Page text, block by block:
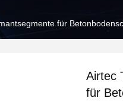
für
Airtec
für